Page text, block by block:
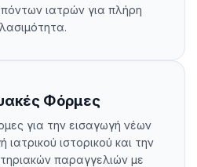
ιατρών για πλήρη
Φόρμες
για την εισαγωγή νέων
ιστορικού και την
παραγγελιών με